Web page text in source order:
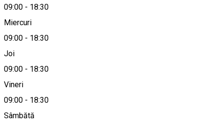
09:00 - 18:30
Miercuri
09:00 - 18:30
Joi
09:00 - 18:30
Vineri
09:00 - 18:30
Sâmbătă
office@skinaid.ro